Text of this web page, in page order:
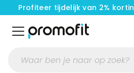
Profiteer tijdelijk van 2%